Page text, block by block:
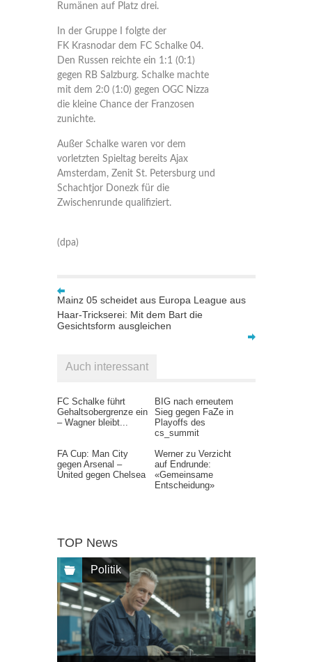
Rumänen auf Platz drei.
In der Gruppe I folgte der
FK Krasnodar dem FC Schalke 04.
Den Russen reichte ein 1:1 (0:1)
gegen RB Salzburg. Schalke machte
mit dem 2:0 (1:0) gegen OGC Nizza
die kleine Chance der Franzosen
zunichte.
Außer Schalke waren vor dem
vorletzten Spieltag bereits Ajax
Amsterdam, Zenit St. Petersburg und
Schachtjor Donezk für die
Zwischenrunde qualifiziert.
(dpa)
Mainz 05 scheidet aus Europa League aus
Haar-Trickserei: Mit dem Bart die
Gesichtsform ausgleichen
Auch interessant
FC Schalke führt
Gehaltsobergrenze ein
– Wagner bleibt...
BIG nach erneutem
Sieg gegen FaZe in
Playoffs des
cs_summit
FA Cup: Man City
gegen Arsenal –
United gegen Chelsea
Werner zu Verzicht
auf Endrunde:
«Gemeinsame
Entscheidung»
TOP News
Politik